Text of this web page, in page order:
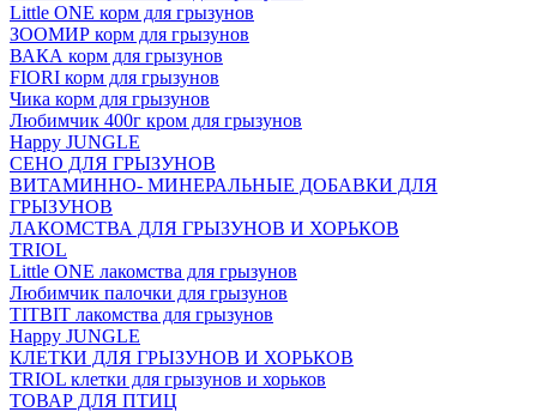
Little ONE корм для грызунов
ЗООМИР корм для грызунов
ВАКА корм для грызунов
FIORI корм для грызунов
Чика корм для грызунов
Любимчик 400г кром для грызунов
Happy JUNGLE
СЕНО ДЛЯ ГРЫЗУНОВ
ВИТАМИННО- МИНЕРАЛЬНЫЕ ДОБАВКИ ДЛЯ
ГРЫЗУНОВ
ЛАКОМСТВА ДЛЯ ГРЫЗУНОВ И ХОРЬКОВ
TRIOL
Little ONE лакомства для грызунов
Любимчик палочки для грызунов
TITBIT лакомства для грызунов
Happy JUNGLE
КЛЕТКИ ДЛЯ ГРЫЗУНОВ И ХОРЬКОВ
TRIOL клетки для грызунов и хорьков
ТОВАР ДЛЯ ПТИЦ